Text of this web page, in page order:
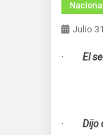
Nacional
Julio
· El
· Dijo